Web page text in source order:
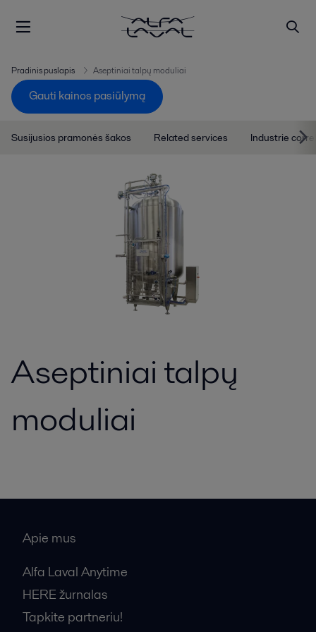
Pradinis puslapis Aseptiniai talpų moduliai
Gauti kainos pasiūlymą
Susijusios pramonės šakos Related services Industrie
Aseptiniai talpų
moduliai
Apie mus
Alfa Laval Anytime
HERE žurnalas
Tapkite partneriu!